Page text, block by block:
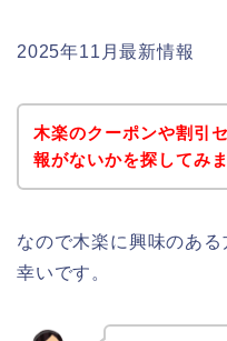
2025年11月最新情報
木楽のクーポンや割引
報がないかを探してみ
なので木楽に興味のあ
幸いです。